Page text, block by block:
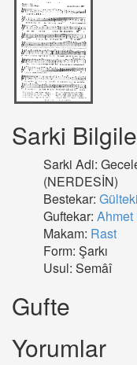
Sarki
Sarki Adi:
(NERDESİN)
Bestekar:
Guftekar: Ahmet
Makam: Rast
Form: Şarkı
Usul: Semâî
Gufte
Yorumlar